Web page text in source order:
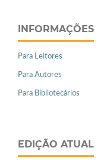
INFORMAÇÕES
Para Leitores
Para Autores
Para Bibliotecários
EDIÇÃO ATUAL